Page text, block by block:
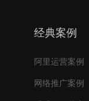
经典案例
阿里运营案例
网络推广案例